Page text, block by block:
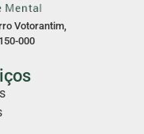
Votorantim,
000